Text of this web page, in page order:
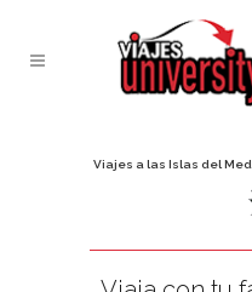
Viajes a las Islas del